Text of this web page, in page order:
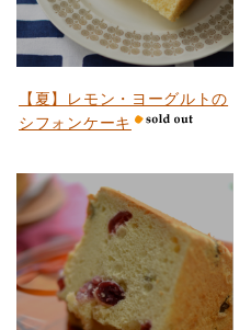
【夏】レモン・ヨーグルトの
シフォンケーキ